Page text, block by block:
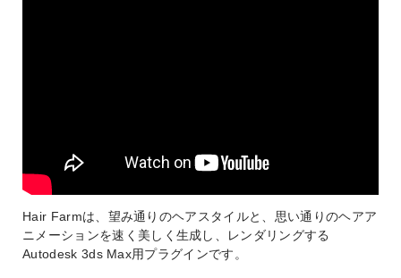
Hair Farmは、望み通りのヘアスタイルと、思い通りのヘアア
ニメーションを速く美しく生成し、レンダリングする
Autodesk 3ds Max用プラグインです。